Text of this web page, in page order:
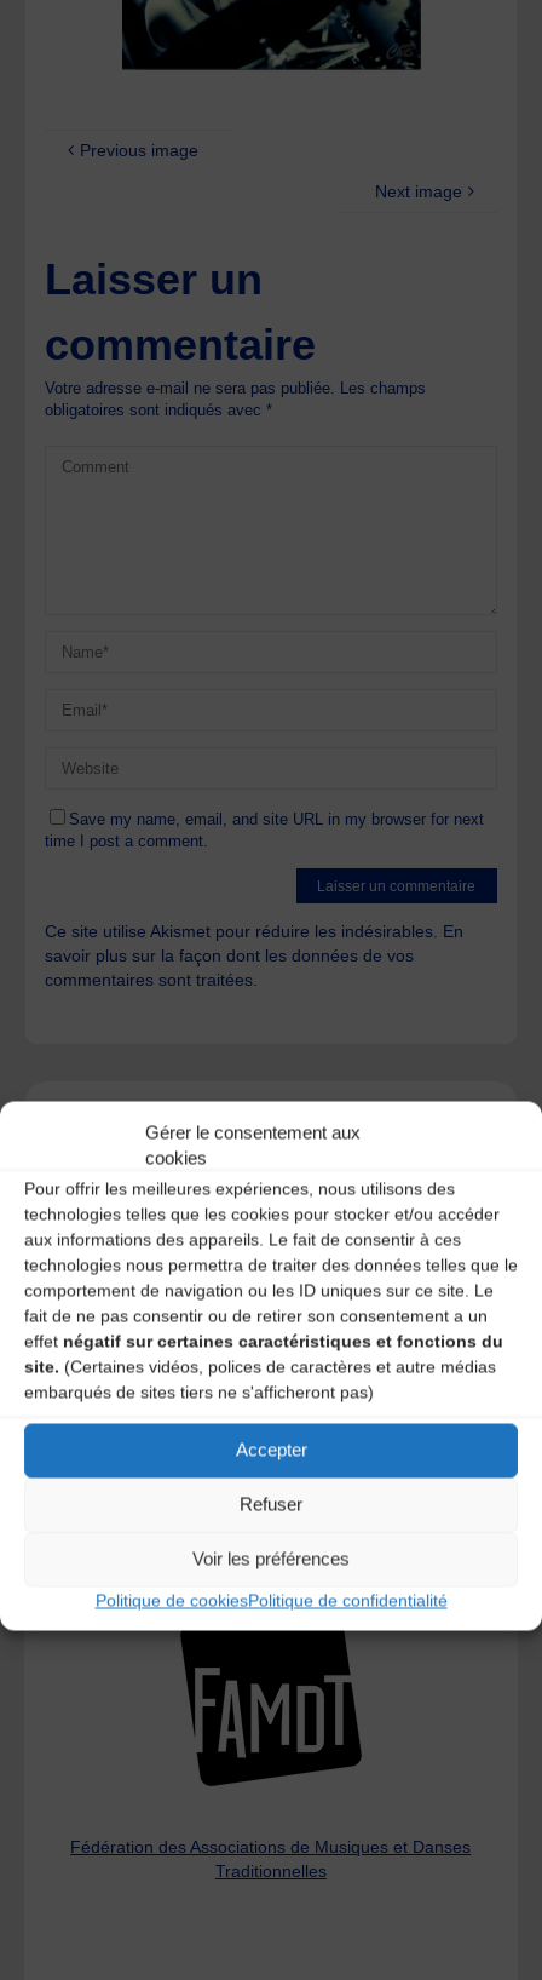
Gérer le consentement aux
cookies
Pour offrir les meilleures expériences, nous utilisons des
technologies telles que les cookies pour stocker et/ou accéder
aux informations des appareils. Le fait de consentir à ces
technologies nous permettra de traiter des données telles que le
comportement de navigation ou les ID uniques sur ce site. Le
fait de ne pas consentir ou de retirer son consentement a un
effet négatif sur certaines caractéristiques et fonctions du
site. (Certaines vidéos, polices de caractères et autre médias
embarqués de sites tiers ne s'afficheront pas)
Accepter
Refuser
Voir les préférences
Politique de cookiesPolitique de confidentialité
Previous image
Next image
Laisser un
commentaire
Votre adresse e-mail ne sera pas publiée. Les champs
obligatoires sont indiqués avec*
Save my name, email, and site URL in my browser for next
time I post a comment.
Ce site utilise Akismet pour réduire les indésirables. En
savoir plus sur la façon dont les données de vos
commentaires sont traitées.
Le distributeur des musiques Trad'
L’AMTA EST MEMBRE DE LA
Fédération des Associations de Musiques et Danses
Traditionnelles